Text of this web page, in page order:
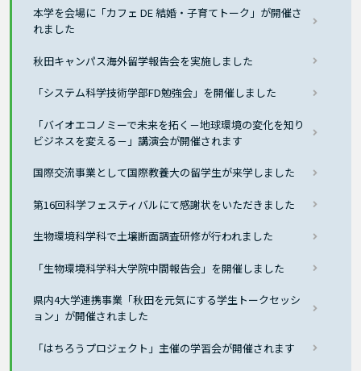
本学を会場に「カフェ DE 結婚・子育てトーク」が開催さ
れました
秋田キャンパス海外留学報告会を実施しました
「システム科学技術学部FD勉強会」を開催しました
「バイオエコノミーで未来を拓く－地球環境の変化を知り
ビジネスを変える－」講演会が開催されます
国際交流事業として国際教養大の留学生が来学しました
第16回科学フェスティバルにて感謝状をいただきました
生物環境科学科で土壌断面調査研修が行われました
「生物環境科学科大学院中間報告会」を開催しました
県内4大学連携事業「秋田を元気にする学生トークセッシ
ョン」が開催されました
「はちろうプロジェクト」主催の学習会が開催されます